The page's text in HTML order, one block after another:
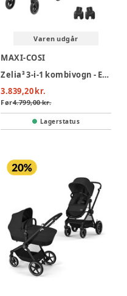
Varen udgår
MAXI-COSI
Zelia³ 3-i-1 kombivogn - Essential Black
3.839,20 kr.
Før4.799,00 kr.
Lagerstatus